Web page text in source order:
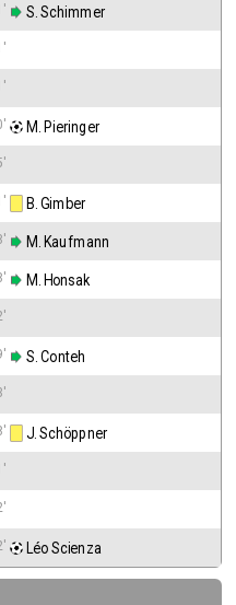
S. Schimmer
M. Pieringer
B. Gimber
M. Kaufmann
M. Honsak
S. Conteh
J. Schöppner
Léo Scienza